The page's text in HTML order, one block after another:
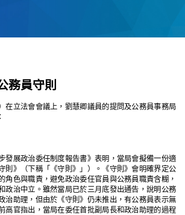
務員守則
在立法會會議上，劉慧卿議員的提問及公務員事務局
發展政治委任制度報告書》表明，當局會擬備一份適
則》（下稱「《守則》」）。《守則》會明確界定公
角色與職責，避免政治委任官員與公務員職責含糊，
政治中立。雖然當局已於三月底發出通告，說明公務
治助理，但由於《守則》仍未推出，有公務員表示無
高官指出，當局在委任首批副局長和政治助理的過程